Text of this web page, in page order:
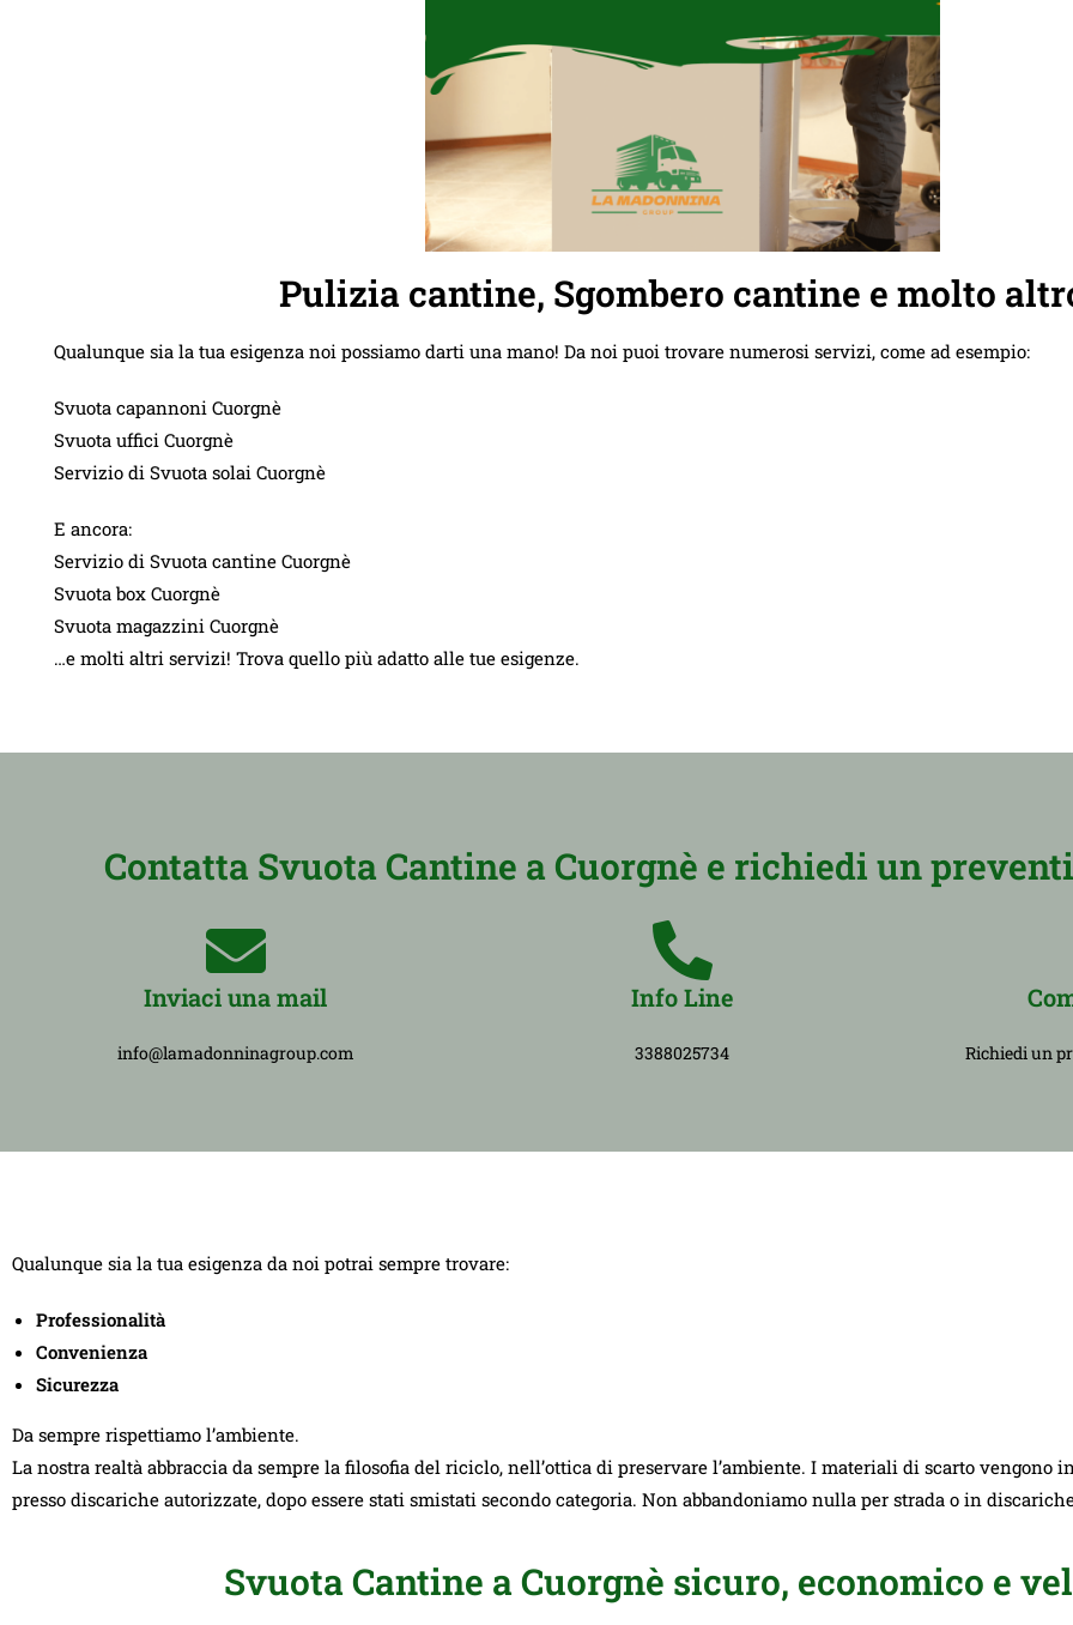
Pulizia cantine, Sgombero cantine e molto
Qualunque sia la tua esigenza noi possiamo darti una mano! Da noi puoi trovare numerosi servizi, come ad esempio:
Svuota capannoni Cuorgnè
Svuota uffici Cuorgnè
Servizio di Svuota solai Cuorgnè
E ancora:
Servizio di Svuota cantine Cuorgnè
Svuota box Cuorgnè
Svuota magazzini Cuorgnè
…e molti altri servizi! Trova quello più adatto alle tue esigenze.
Contatta Svuota Cantine a Cuorgnè e richiedi un
Inviaci una mail
info@lamadonninagroup.com
Info Line
3388025734 Richiedi un
Qualunque sia la tua esigenza da noi potrai sempre trovare:
Professionalità
Convenienza
Sicurezza
Da sempre rispettiamo l’ambiente.
La nostra realtà abbraccia da sempre la filosofia del riciclo, nell’ottica di preservare l’ambiente. I materiali di scarto vengono
presso discariche autorizzate, dopo essere stati smistati secondo categoria. Non abbandoniamo nulla per strada o in
Svuota Cantine a Cuorgnè sicuro, economico e